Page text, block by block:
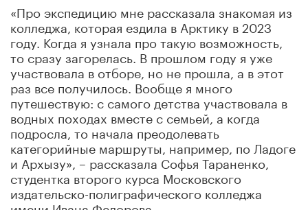
«Про экспедицию мне рассказала знакомая из
колледжа, которая ездила в Арктику в 2023
году. Когда я узнала про такую возможность,
то сразу загорелась. В прошлом году я уже
участвовала в отборе, но не прошла, а в этот
раз все получилось. Вообще я много
путешествую: с самого детства участвовала в
водных походах вместе с семьей, а когда
подросла, то начала преодолевать
категорийные маршруты, например, по Ладоге
и Архызу», – рассказала Софья Тараненко,
студентка второго курса Московского
издательско-полиграфического колледжа